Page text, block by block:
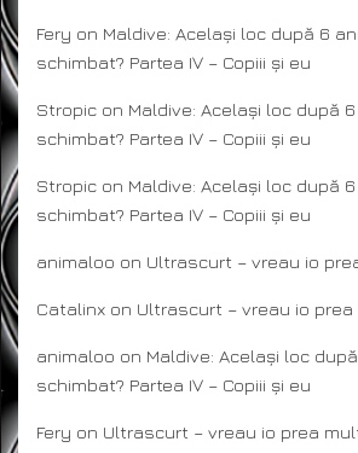
Fery on Maldive: Același loc după 6
schimbat? Partea IV – Copiii și eu
Stropic on Maldive: Același loc după
schimbat? Partea IV – Copiii și eu
Stropic on Maldive: Același loc după
schimbat? Partea IV – Copiii și eu
animaloo on Ultrascurt – vreau io
Catalinx on Ultrascurt – vreau io prea
animaloo on Maldive: Același loc
schimbat? Partea IV – Copiii și eu
Fery on Ultrascurt – vreau io prea